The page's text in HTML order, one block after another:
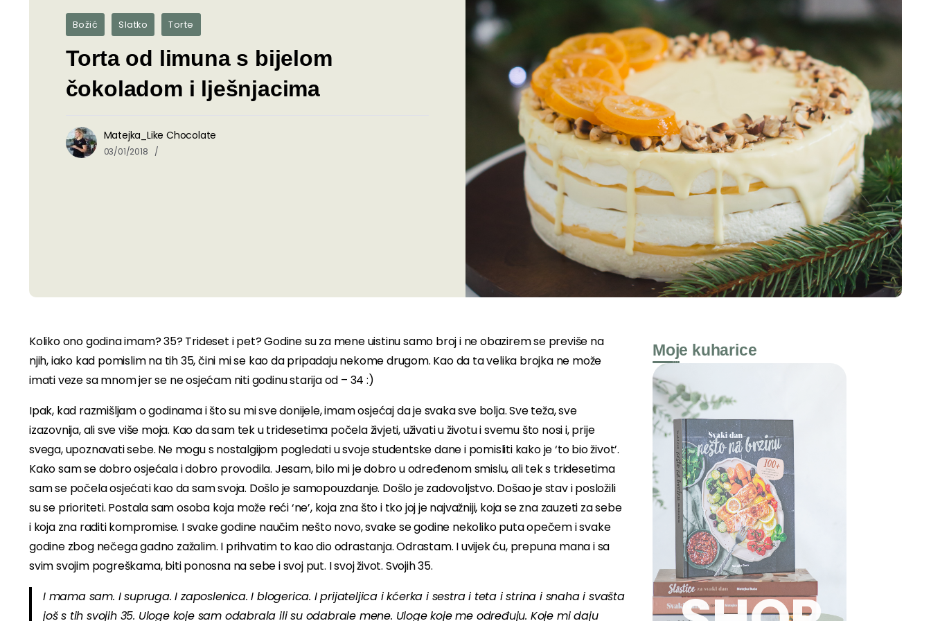
Božić Slatko Torte
Torta od limuna s bijelom
čokoladom i lješnjacima
Matejka_Like Chocolate
03/01/2018
Koliko ono godina imam? 35? Trideset i pet? Godine su za mene uistinu samo broj i ne obazirem se previše na
njih, iako kad pomislim na tih 35, čini mi se kao da pripadaju nekome drugom. Kao da ta velika brojka ne može
imati veze sa mnom jer se ne osjećam niti godinu starija od – 34 :)
Ipak, kad razmišljam o godinama i što su mi sve donijele, imam osjećaj da je svaka sve bolja. Sve teža, sve
izazovnija, ali sve više moja. Kao da sam tek u tridesetima počela živjeti, uživati u životu i svemu što nosi i, prije
svega, upoznavati sebe. Ne mogu s nostalgijom pogledati u svoje studentske dane i pomisliti kako je ‘to bio život’.
Kako sam se dobro osjećala i dobro provodila. Jesam, bilo mi je dobro u određenom smislu, ali tek s tridesetima
sam se počela osjećati kao da sam svoja. Došlo je samopouzdanje. Došlo je zadovoljstvo. Došao je stav i posložili
su se prioriteti. Postala sam osoba koja može reći ‘ne’, koja zna što i tko joj je najvažniji, koja se zna zauzeti za sebe
i koja zna raditi kompromise. I svake godine naučim nešto novo, svake se godine nekoliko puta opečem i svake
godine zbog nečega gadno zažalim. I prihvatim to kao dio odrastanja. Odrastam. I uvijek ću, prepuna mana i sa
svim svojim pogreškama, biti ponosna na sebe i svoj put. I svoj život. Svojih 35.
I mama sam. I supruga. I zaposlenica. I blogerica. I prijateljica i kćerka i sestra i teta i strina i snaha i svašta
još s tih svojih 35. Uloge koje sam odabrala ili su odabrale mene. Uloge koje me određuju. Koje mi daju
Moje kuharice